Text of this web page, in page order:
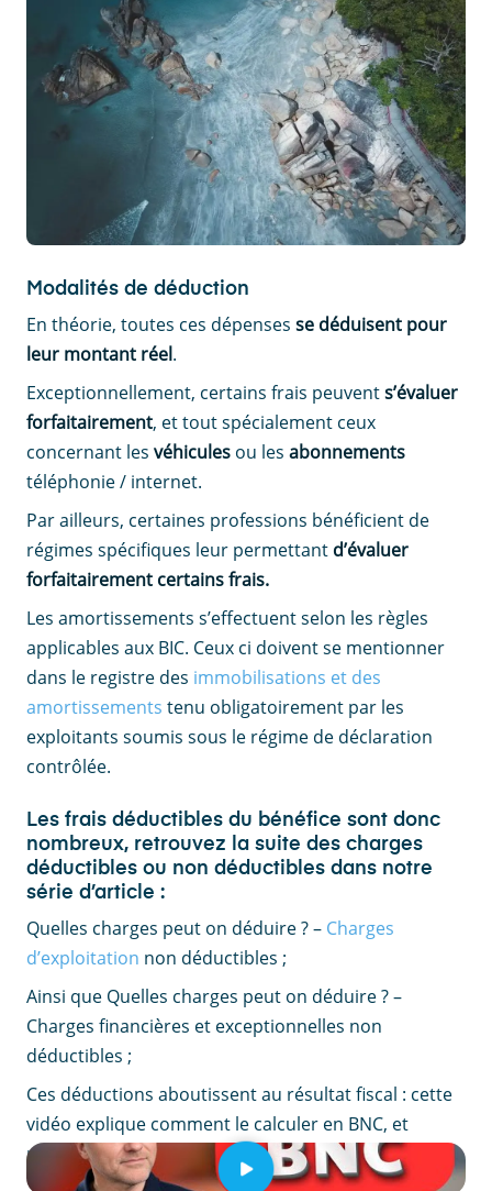
Modalités de déduction
En théorie, toutes ces dépenses se déduisent pour
leur montant réel.
Exceptionnellement, certains frais peuvents’évaluer
forfaitairement, et tout spécialement ceux
concernant les véhicules ou les abonnements
téléphonie / internet.
Par ailleurs, certaines professions bénéficient de
régimes spécifiques leur permettant d’évaluer
forfaitairement certains frais.
Les amortissements s’effectuent selon les règles
applicables aux BIC. Ceux ci doivent se mentionner
dans le registre des immobilisations et des
amortissements tenu obligatoirement par les
exploitants soumis sous le régime de déclaration
contrôlée.
Les frais déductibles du bénéfice sont donc
nombreux, retrouvez la suite des charges
déductibles ou non déductibles dans notre
série d’article :
Quelles charges peut on déduire ? – Charges
d’exploitation non déductibles ;
Ainsi que Quelles charges peut on déduire ? –
Charges financières et exceptionnelles non
déductibles ;
Ces déductions aboutissent au résultat fiscal : cette
vidéo explique comment le calculer en BNC, et
pourquoi c'est décisif.